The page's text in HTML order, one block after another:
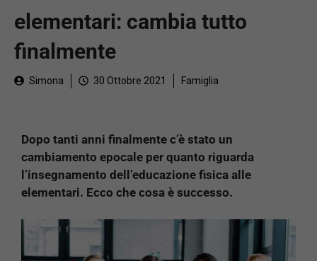
elementari: cambia tutto
finalmente
Simona 30 Ottobre 2021 Famiglia
Dopo tanti anni finalmente c’è stato un
cambiamento epocale per quanto riguarda
l’insegnamento dell’educazione fisica alle
elementari. Ecco che cosa è successo.